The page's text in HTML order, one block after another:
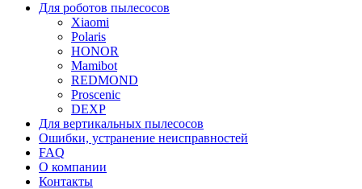
Для роботов пылесосов
Xiaomi
Polaris
HONOR
Mamibot
REDMOND
Proscenic
DEXP
Для вертикальных пылесосов
Ошибки, устранение неисправностей
FAQ
О компании
Контакты